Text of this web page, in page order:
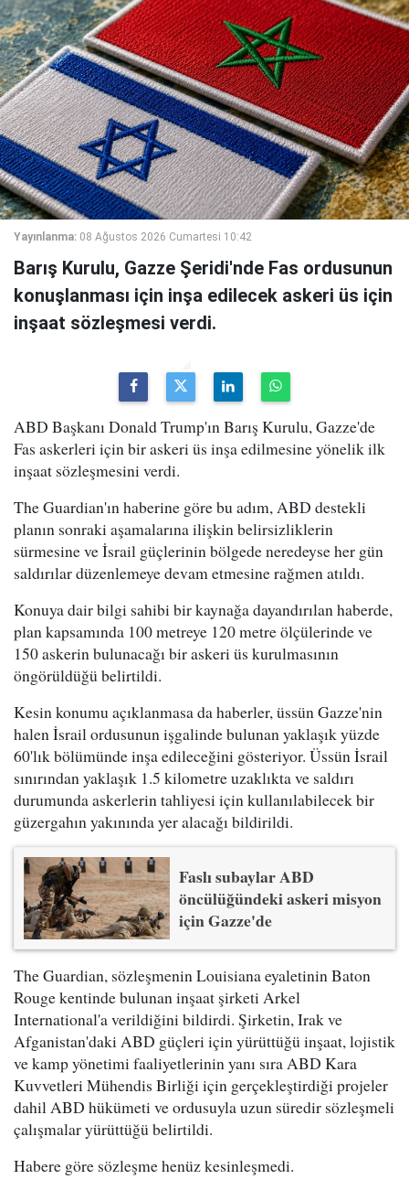
Yayınlanma: 08 Ağustos 2026 Cumartesi 10:42
Barış Kurulu, Gazze Şeridi'nde Fas ordusunun
konuşlanması için inşa edilecek askeri üs için
inşaat sözleşmesi verdi.
ABD Başkanı Donald Trump'ın Barış Kurulu, Gazze'de
Fas askerleri için bir askeri üs inşa edilmesine yönelik ilk
inşaat sözleşmesini verdi.
The Guardian'ın haberine göre bu adım, ABD destekli
planın sonraki aşamalarına ilişkin belirsizliklerin
sürmesine ve İsrail güçlerinin bölgede neredeyse her gün
saldırılar düzenlemeye devam etmesine rağmen atıldı.
Konuya dair bilgi sahibi bir kaynağa dayandırılan haberde,
plan kapsamında 100 metreye 120 metre ölçülerinde ve
150 askerin bulunacağı bir askeri üs kurulmasının
öngörüldüğü belirtildi.
Kesin konumu açıklanmasa da haberler, üssün Gazze'nin
halen İsrail ordusunun işgalinde bulunan yaklaşık yüzde
60'lık bölümünde inşa edileceğini gösteriyor. Üssün İsrail
sınırından yaklaşık 1.5 kilometre uzaklıkta ve saldırı
durumunda askerlerin tahliyesi için kullanılabilecek bir
güzergahın yakınında yer alacağı bildirildi.
Faslı subaylar ABD
öncülüğündeki askeri misyon
için Gazze'de
The Guardian, sözleşmenin Louisiana eyaletinin Baton
Rouge kentinde bulunan inşaat şirketi Arkel
International'a verildiğini bildirdi. Şirketin, Irak ve
Afganistan'daki ABD güçleri için yürüttüğü inşaat, lojistik
ve kamp yönetimi faaliyetlerinin yanı sıra ABD Kara
Kuvvetleri Mühendis Birliği için gerçekleştirdiği projeler
dahil ABD hükümeti ve ordusuyla uzun süredir sözleşmeli
çalışmalar yürüttüğü belirtildi.
Habere göre sözleşme henüz kesinleşmedi.